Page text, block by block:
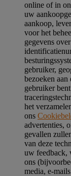
online of in
uw
aankoop,
voor het
gegevens
gebruiker,
bezoeken aan
gebruiker
het
ons
advertenties,
gevallen
van deze
uw feedback,
ons
media, e-